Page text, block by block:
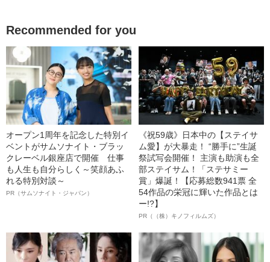
Recommended for you
オープン1周年を記念した特別イ
ベントがサムソナイト・ブラッ
クレーベル銀座店で開催 仕事
も人生も自分らしく～笑顔あふ
れる特別対談～
PR（サムソナイト・ジャパン）
《祝59歳》日本中の【ステイサ
ム愛】が大暴走！ “勝手に”生誕
祭試写会開催！ 主演も助演も全
部ステイサム！「ステサミー
賞」爆誕！【応募総数941票 全
54作品の栄冠に輝いた作品とは
ー!?】
PR（（株）キノフィルムズ）